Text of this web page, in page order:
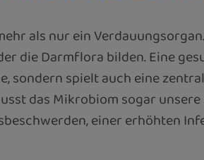
als nur ein
die Darmflora bilden. Eine
sondern spielt auch eine
das Mikrobiom sogar
einer erhöhten